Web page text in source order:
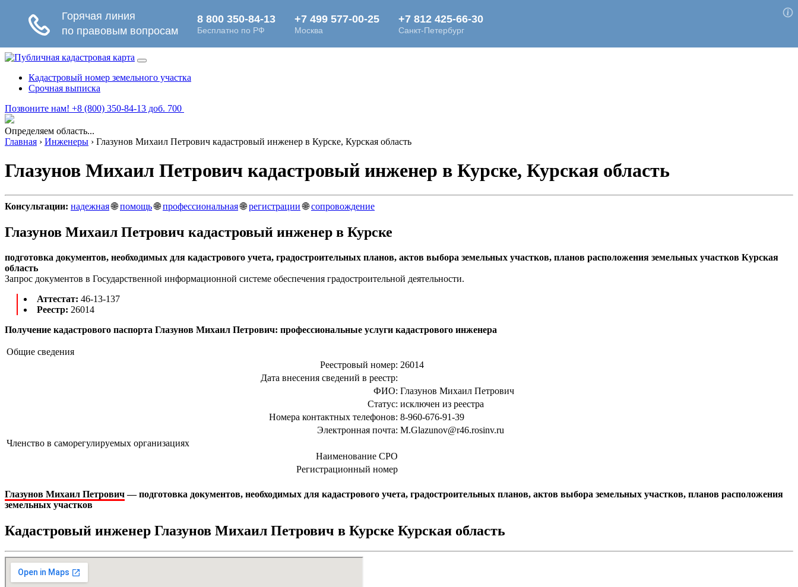
Кадастровый номер земельного участка
Срочная выписка
Позвоните нам! +8 (800) 350-84-13 доб. 700
Определяем область...
Главная › Инженеры › Глазунов Михаил Петрович кадастровый инженер в Курске, Курская область
Глазунов Михаил Петрович кадастровый инженер в Курске, Курская область
Консультации: надежная🌐помощь🌐профессиональная🌐регистрации🌐сопровождение
Глазунов Михаил Петрович кадастровый инженер в Курске
подготовка документов, необходимых для кадастрового учета, градостроительных планов, актов выбора земельных участков, планов расположения земельных участков Курская
область
Запрос документов в Государственной информационной системе обеспечения градостроительной деятельности.
Аттестат: 46-13-137
Реестр: 26014
Получение кадастрового паспорта Глазунов Михаил Петрович: профессиональные услуги кадастрового инженера
Общие сведения
Реестровый номер: 26014
Дата внесения сведений в реестр:
ФИО: Глазунов Михаил Петрович
Статус: исключен из реестра
Номера контактных телефонов: 8-960-676-91-39
Электронная почта: M.Glazunov@r46.rosinv.ru
Членство в саморегулируемых организациях
Наименование СРО
Регистрационный номер
Глазунов Михаил Петрович— подготовка документов, необходимых для кадастрового учета, градостроительных планов, актов выбора земельных участков, планов расположения
земельных участков
Кадастровый инженер Глазунов Михаил Петрович в Курске Курская область